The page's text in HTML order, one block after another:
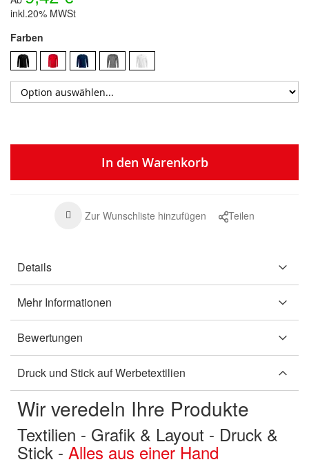
inkl.20% MWSt
Farben
In den Warenkorb
Zur Wunschliste hinzufügen Teilen
Details
Mehr Informationen
Bewertungen
Druck und Stick auf Werbetextilien
Wir veredeln Ihre Produkte
Textilien - Grafik & Layout - Druck &
Stick - Alles aus einer Hand